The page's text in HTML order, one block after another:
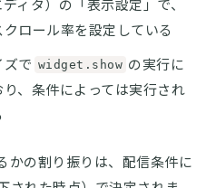
ィタ）の「表示設定」で、
ロール率を設定している
で widget.show の実行に
、条件によっては実行され
かの割り振りは、配信条件に